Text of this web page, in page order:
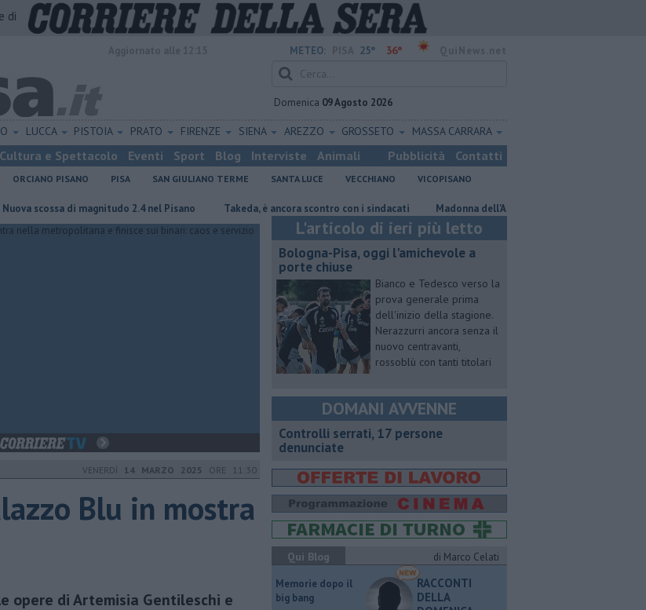
di
METEO: 25° 36°
Domenica 09 Agosto 2026
LUCCA PISTOIA PRATO FIRENZE SIENA AREZZO GROSSETO MASSA CARRARA
Cultura e Spettacolo Eventi Sport Blog Interviste Animali Pubblicità Contatti
ORCIANO PISANO PISA SAN GIULIANO TERME SANTA LUCE VECCHIANO VICOPISANO
di magnitudo 2.4 nel Pisano Takeda, è ancora scontro con i sindacati Madonna dell'Acqua, nuovi allacci alla fognatura
VENERDÌ 14 MARZO 2025 ORE 11:30
Blu in mostra
opere di Artemisia Gentileschi e
L'articolo di ieri più letto
Bologna-Pisa, oggi l'amichevole a
porte chiuse
Bianco e Tedesco verso la
prova generale prima
dell'inizio della stagione.
Nerazzurri ancora senza il
nuovo centravanti,
rossoblù con tanti titolari
DOMANI AVVENNE
Controlli serrati, 17 persone
denunciate
Qui Blog
di Marco Celati
Memorie dopo il
big bang
RACCONTI
DELLA